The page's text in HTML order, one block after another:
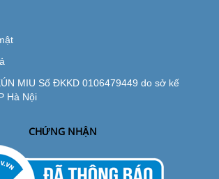
MIU Số ĐKKD 0106479449 do sở kế
Hà Nội
CHỨNG NHẬN